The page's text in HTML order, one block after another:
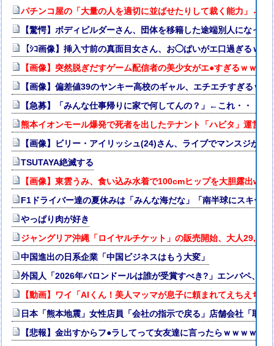
パチンコ屋の「大量の人を適切に並ばせたりして裁く能力」←こ
【驚愕】ボディビルダーさん、団体を移籍した途端別人になって
【ｼｺ画像】挿入寸前の真面目女さん、お◯ぱいがエ口過ぎるｗｗ
【画像】突然脱ぎだすゲーム配信者の美少女がエ●すぎるｗｗｗ
【画像】偏差値39のヤンキー高校のギャル、エチエチすぎるｗ
【急募】「みんな仕事帰りに家で何してんの？」←これ・・・・
熊本イオンモール爆発で死者を出したテナント「ハビタ」運営
【画像】ビリー・アイリッシュ(24)さん、ライブでマンスジが見
TSUTAYA絶滅する
【画像】東雲うみ、食い込み水着で100cmヒップを大胆露出
F1ドライバー達の夏休みは「みんな海だな」「南半球にスキー
やっぱり肉が好き
ジャングリア沖縄「ロイヤルチケット」の販売開始、大人
中国進出の日系企業「中国ビジネスはもう大変」
外国人「2026年バロンドールは誰が受賞すべき?」エンバペ、
【動画】ワイ「AIくん！美人マッマが息子に頼まれてえちえち
日本「熊本地震」女性店員「会社の指示で戻る」店舗会社「取
【悲報】金出すからフ●ラしてって女友達に言ったらｗｗｗｗｗ